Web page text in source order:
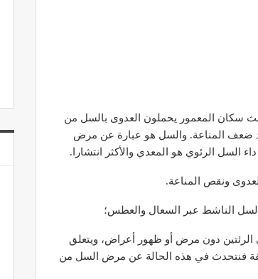
سكان المعمور يحملون العدوى بالسل من
ضعف المناعة. والسل هو عبارة عن مرض
السل الرئوي هو المعدي والأكثر انتشارا.
ونقص المناعة.
الناشط عبر السعال والعطس؛
الرئتين دون مرض أو ظهور أعراض، ويتعلق
فنتحدث في هذه الحالة عن مرض السل من
قرار جديد يعيد تنظيم تعويضات الحراسة